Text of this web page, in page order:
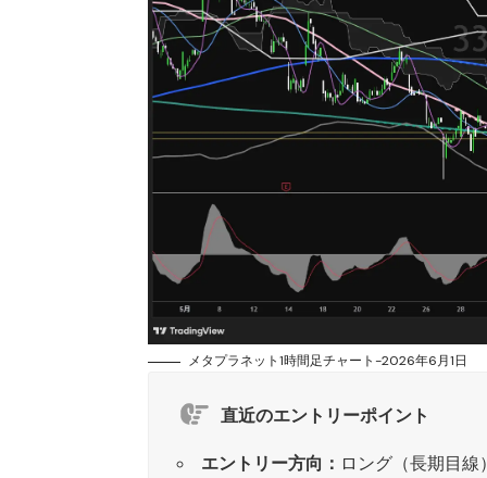
メタプラネット1時間足チャート-2026年6月1日
直近のエントリーポイント
エントリー方向： ロング（長期目線